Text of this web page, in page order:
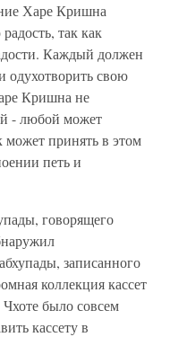
Харе Кришна
так как
Каждый должен
одухотворить свою
Кришна не
- любой может
может принять в этом
петь и
говорящего
записанного
коллекция кассет
было совсем
кассету в